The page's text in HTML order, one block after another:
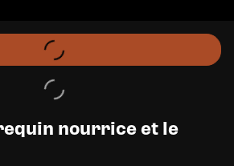
nourrice et le